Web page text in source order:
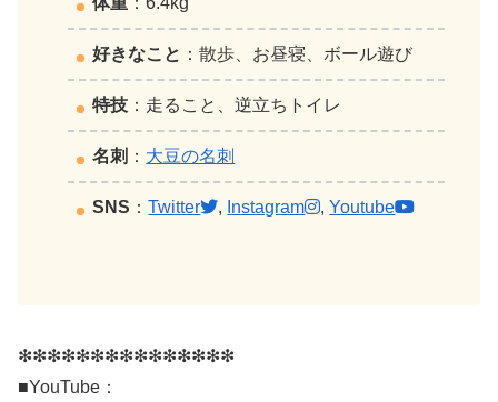
好きなこと ：散歩、お昼寝、ボール遊び
特技 ：走ること、逆立ちトイレ
名刺 ： 大豆の名刺
SNS ：Twitter , Instagram ,Youtube
❇︎❇︎❇︎❇︎❇︎❇︎❇︎❇︎❇︎❇︎❇︎❇︎❇︎❇︎❇︎
■YouTube：